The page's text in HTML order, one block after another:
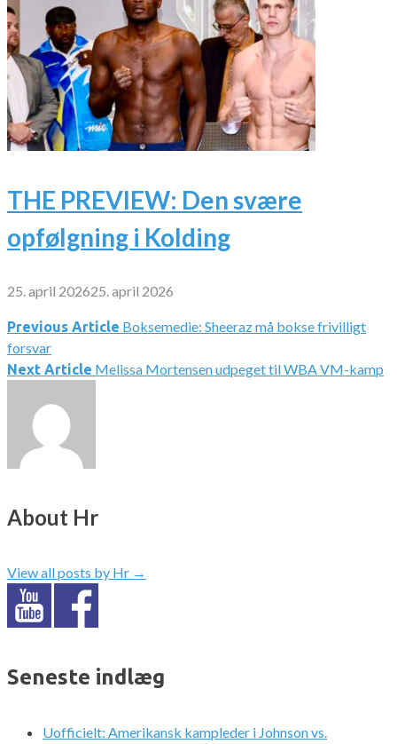
THE PREVIEW: Den svære
opfølgning i Kolding
25. april 202625. april 2026
Indlægsnavigation
Previous Article Boksemedie: Sheeraz må bokse frivilligt
forsvar
Next Article Melissa Mortensen udpeget til WBA VM-kamp
About Hr
View all posts by Hr →
Seneste indlæg
Uofficielt: Amerikansk kampleder i Johnson vs.